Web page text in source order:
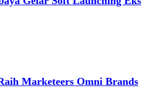
Marketeers Omni Brands